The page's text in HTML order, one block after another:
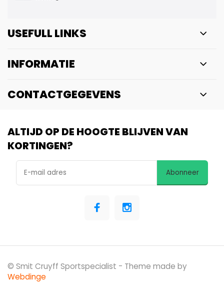
USEFULL LINKS
INFORMATIE
CONTACTGEGEVENS
ALTIJD OP DE HOOGTE BLIJVEN VAN
KORTINGEN?
Abonneer
© Smit Cruyff Sportspecialist - Theme made by
Webdinge